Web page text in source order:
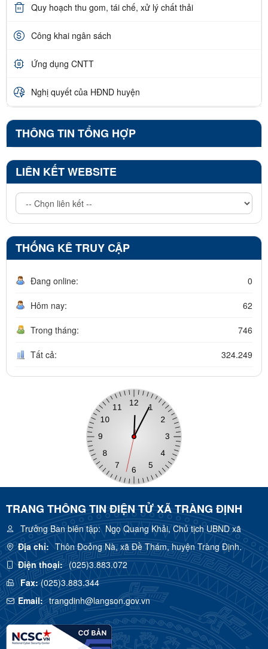
Quy hoạch thu gom, tái chế, xử lý chất thải
Công khai ngân sách
Ứng dụng CNTT
Nghị quyết của HĐND huyện
THÔNG TIN TỔNG HỢP
LIÊN KẾT WEBSITE
THỐNG KÊ TRUY CẬP
Đang online: 0
Hôm nay: 62
Trong tháng: 746
Tất cả: 324.249
TRANG THÔNG TIN ĐIỆN TỬ XÃ TRÀNG ĐỊNH
Trưởng Ban biên tập:Ngọ Quang Khải, Chủ tịch UBND xã
Địa chỉ: Thôn Đoỏng Nà, xã Đề Thám, huyện Tràng Định.
Điện thoại: (025)3.883.072
Fax:(025)3.883.344
Email: trangdinh@langson.gov.vn